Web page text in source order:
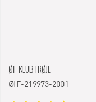
ØIF KLUBTRØJE
ØIF-219973-2001